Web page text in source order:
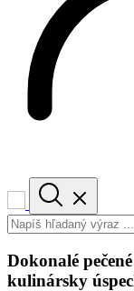
Dokonalé
kulinársky